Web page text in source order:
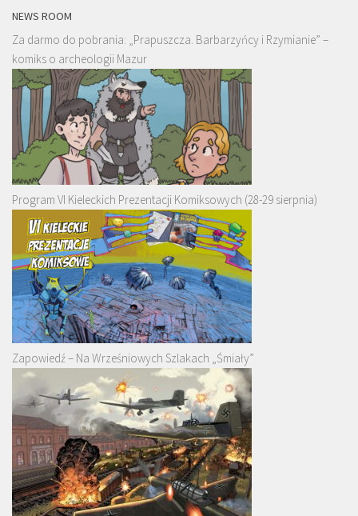
NEWS ROOM
Za darmo do pobrania: „Prapuszcza. Barbarzyńcy i Rzymianie” –
komiks o archeologii Mazur
Program VI Kieleckich Prezentacji Komiksowych (28-29 sierpnia)
Zapowiedź – Na Wrześniowych Szlakach „Śmiały”